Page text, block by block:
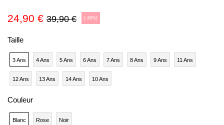
24,90 € 39,90 € (-38%)
Taille
3 Ans 4 Ans 5 Ans 6 Ans 7 Ans 8 Ans 9 Ans 11 Ans
12 Ans 13 Ans 14 Ans 10 Ans
Couleur
Blanc Rose Noir